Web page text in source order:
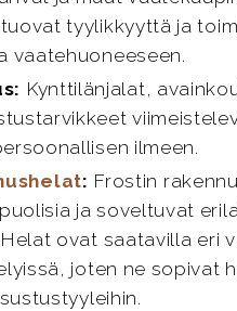
tyylikkyyttä ja
vaatehuoneeseen.
Kynttilänjalat,
ilmeen.
: Frostin
ja soveltuvat
ovat saatavilla eri
joten ne sopivat